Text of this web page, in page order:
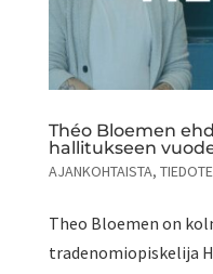
Théo Bloemen
hallitukseen
AJANKOHTAISTA, TIEDOTE
Theo Bloemen on
tradenomiopiskelija